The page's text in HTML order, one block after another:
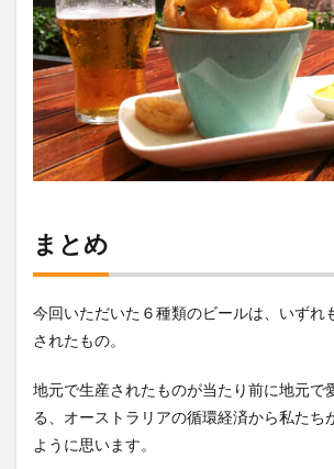
まとめ
今回いただいた６種類のビールは、いずれ
されたもの。
地元で生産されたものが当たり前に地元で
る、オーストラリアの循環経済から私たち
ように思います。